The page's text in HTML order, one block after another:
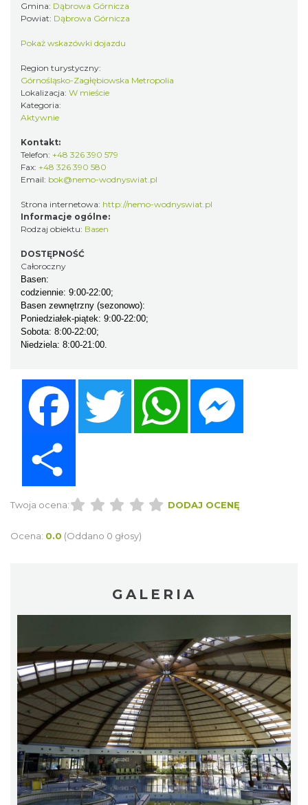
Gmina: Dąbrowa Górnicza
Powiat: Dąbrowa Górnicza
Pokaż wskazówki dojazdu
Region turystyczny:
Górnośląsko-Zagłębiowska Metropolia
Lokalizacja: W mieście
Kategoria:
Aktywnie
Kontakt:
Telefon: +48 326 390 579
Fax: +48 326 390 580
Email: bok@nemo-wodnyswiat.pl
Strona internetowa: http://nemo-wodnyswiat.pl
Informacje ogólne:
Rodzaj obiektu: Basen
DOSTĘPNOŚĆ
Całoroczny
Basen:
codziennie: 9:00-22:00;
Basen zewnętrzny (sezonowo):
Poniedziałek-piątek: 9:00-22:00;
Sobota: 8:00-22:00;
Niedziela: 8:00-21:00.
Twitter WhatsApp
Twoja ocena: DODAJ OCENĘ
Ocena: 0.0 (Oddano 0 głosy)
GALERIA